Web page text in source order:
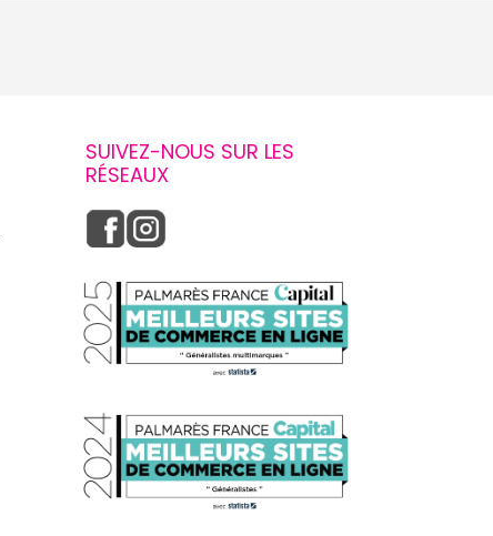
SUIVEZ-NOUS SUR LES
RÉSEAUX